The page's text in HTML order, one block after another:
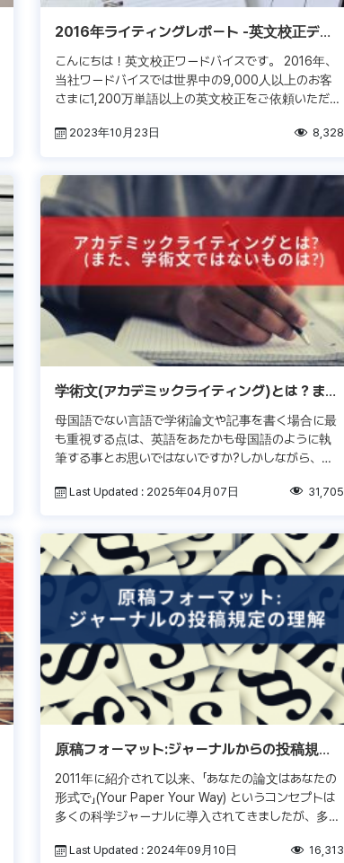
2016年ライティングレポート -英文校正デー
タ徹底分析-
こんにちは！英文校正ワードバイスです。 2016年、
当社ワードバイスでは世界中の9,000人以上のお客
さまに1,200万単語以上の英文校正をご依頼いただき
うだけではなく膨大 […]
2023年10月23日 8,328
学術文(アカデミックライティング)とは？ま
た、学術文ではないものは?
母国語でない言語で学術論文や記事を書く場合に最
も重視する点は、英語をあたかも母国語のように執
筆する事とお思いではないですか?しかしながら、英
来るわけではありま […]
Last Updated : 2025年04月07日 31,705
原稿フォーマット:ジャーナルからの投稿規定
を理解する
2011年に紹介されて以来、「あなたの論文はあなたの
形式で」(Your Paper Your Way) というコンセプトは
多くの科学ジャーナルに導入されてきましたが、多く
た […]
Last Updated : 2024年09月10日 16,313